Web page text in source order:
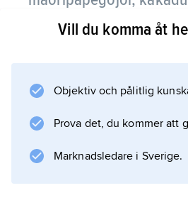
västpapegojor och
Eldslandet, de flesta i
vid Nya Guinea och i
Vill du komma åt
Objektiv och pålitlig
Prova det, du kommer att
Marknadsledare i Sverige.